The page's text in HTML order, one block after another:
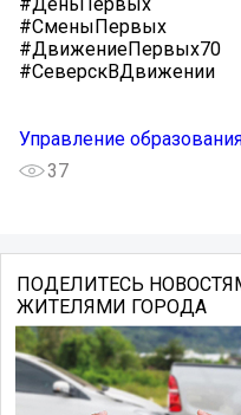
#СменыПервых
#ДвижениеПервых70
#СеверскВДвижении
Управление
37
ПОДЕЛИТЕСЬ
ЖИТЕЛЯМИ ГОРОДА